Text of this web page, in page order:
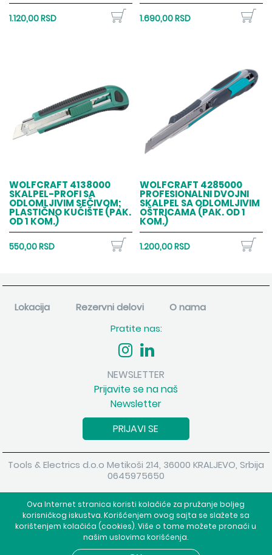
Ova Internet stranica koristi kolačiće za pružanje boljeg
korisničkog iskustva. Korišćenjem ovog sajta se slažete sa
korištenjem kolačića (cookies). Više o tome možete pronaći u
našim uslovima korišćenja.
1.120,00 RSD 1.690,00 RSD
WOLFCRAFT 4138000
SKALPEL-PROFI SA
ODLOMLJIVIM SEČIVOM;
PLASTIČNO KUĆIŠTE (PAK.
OD 1 KOM.)
550,00 RSD
WOLFCRAFT 4285000
PROFESIONALNI DVOJNI
SKALPEL SA ODLOMLJIVIM
OŠTRICAMA (PAK. OD 1
KOM.)
1.200,00 RSD
Lokacija Rezervni delovi
O nama
Pratite nas:
NEWSLETTER
Prijavite se na naš
Newsletter
PRIJAVI SE
Tools & Electrics d.o.o Metikoši 214, 36000 KRALJEVO, Srbija
0645975650
Powered byshopen.com